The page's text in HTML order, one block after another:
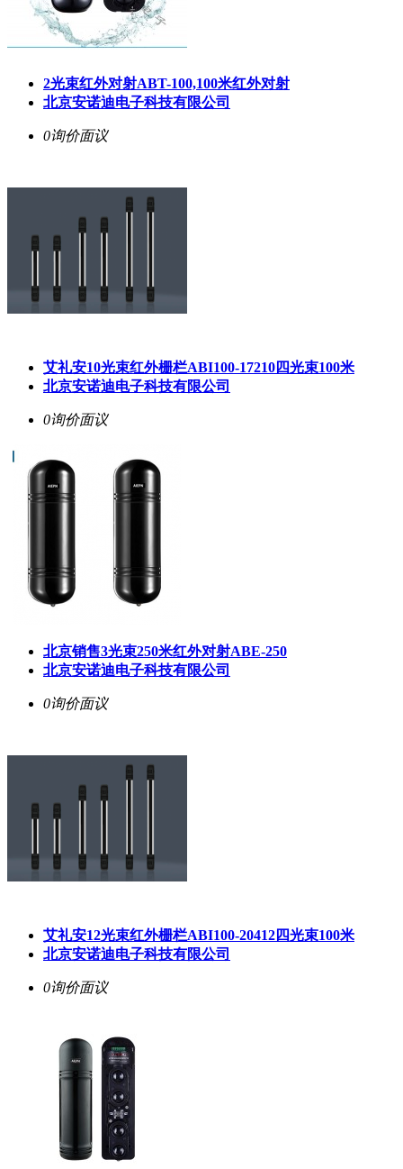
2光束红外对射ABT-100,100米红外对射
北京安诺迪电子科技有限公司
0询价面议
艾礼安10光束红外栅栏ABI100-17210四光束100米
北京安诺迪电子科技有限公司
0询价面议
北京销售3光束250米红外对射ABE-250
北京安诺迪电子科技有限公司
0询价面议
艾礼安12光束红外栅栏ABI100-20412四光束100米
北京安诺迪电子科技有限公司
0询价面议